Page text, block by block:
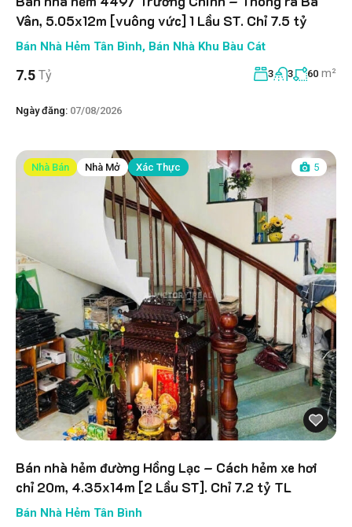
Vân, 5.05x12m [vuông vức] 1 Lầu ST. Chỉ 7.5 tỷ
Bán Nhà Hẻm Tân Bình, Bán Nhà Khu Bàu Cát
7.5 Tỷ 3 3 60 m²
Ngày đăng: 07/08/2026
Nhà Bán Nhà Mở Xác Thực 5
Bán nhà hẻm đường Hồng Lạc – Cách hẻm xe hơi
chỉ 20m, 4.35x14m [2 Lầu ST]. Chỉ 7.2 tỷ TL
Bán Nhà Hẻm Tân Bình